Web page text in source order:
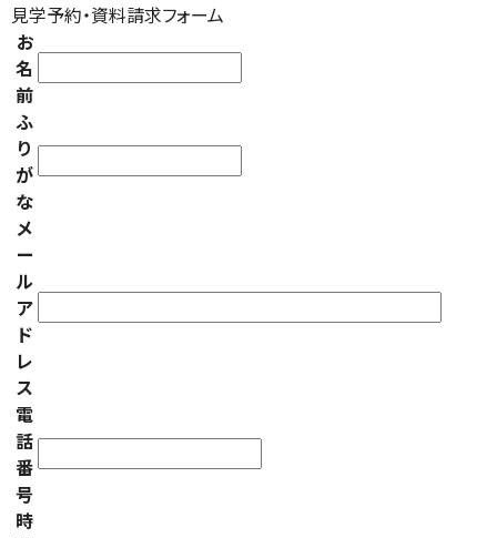
見学予約・資料請求フォーム
お
名
前
ふ
り
が
な
メ
ー
ル
ア
ド
レ
ス
電
話
番
号
時